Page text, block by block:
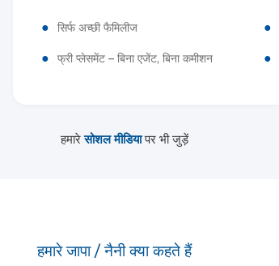
● सिर्फ अच्छी फैमिलीज ●
● फ्री प्लेसमेंट – बिना एजेंट, बिना कमीशन ●
हमारेसोशल मीडियापर भी जुड़ें
हमारे जापा / नैनी क्या कहते हैं